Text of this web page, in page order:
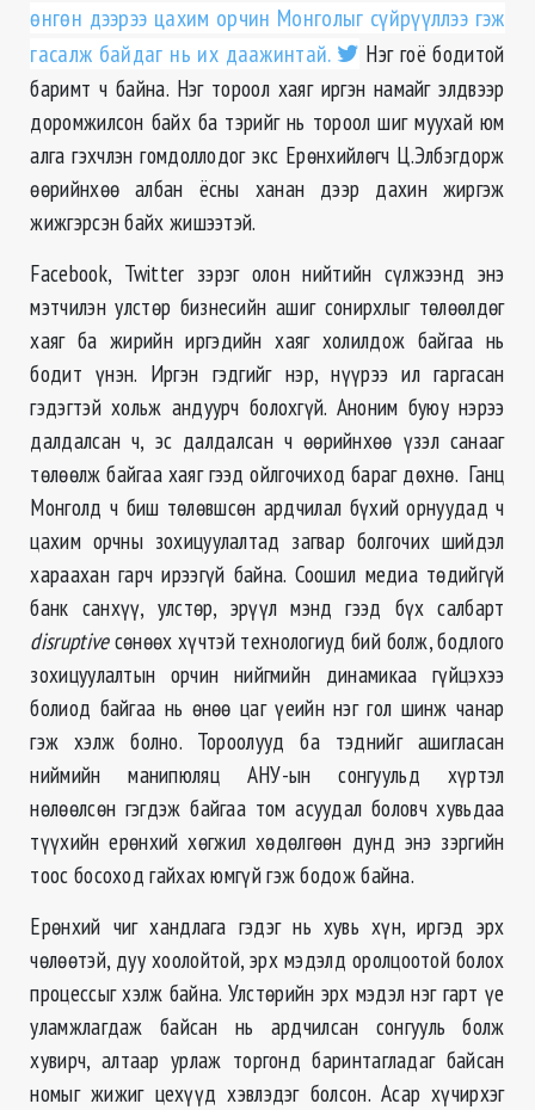
өнгөн дээрээ цахим орчин Монголыг сүйрүүллээ гэж
гасалж байдаг нь их даажинтай.
Нэг гоё бодитой
баримт ч байна. Нэг тороол хаяг иргэн намайг элдвээр
доромжилсон байх ба тэрийг нь тороол шиг муухай юм
алга гэхчлэн гомдоллодог экс Ерөнхийлөгч Ц.Элбэгдорж
өөрийнхөө албан ёсны ханан дээр дахин жиргэж
жижгэрсэн байх жишээтэй.
Facebook, Twitter зэрэг олон нийтийн сүлжээнд энэ
мэтчилэн улстөр бизнесийн ашиг сонирхлыг төлөөлдөг
хаяг ба жирийн иргэдийн хаяг холилдож байгаа нь
бодит үнэн. Иргэн гэдгийг нэр, нүүрээ ил гаргасан
гэдэгтэй хольж андуурч болохгүй. Аноним буюу нэрээ
далдалсан ч, эс далдалсан ч өөрийнхөө үзэл санааг
төлөөлж байгаа хаяг гээд ойлгочиход бараг дөхнө. Ганц
Монголд ч биш төлөвшсөн ардчилал бүхий орнуудад ч
цахим орчны зохицуулалтад загвар болгочих шийдэл
хараахан гарч ирээгүй байна. Соошил медиа төдийгүй
банк санхүү, улстөр, эрүүл мэнд гээд бүх салбарт
disruptiveсөнөөх хүчтэй технологиуд бий болж, бодлого
зохицуулалтын орчин нийгмийн динамикаа гүйцэхээ
болиод байгаа нь өнөө цаг үеийн нэг гол шинж чанар
гэж хэлж болно. Тороолууд ба тэднийг ашигласан
ниймийн манипюляц АНУ-ын сонгуульд хүртэл
нөлөөлсөн гэгдэж байгаа том асуудал боловч хувьдаа
түүхийн ерөнхий хөгжил хөдөлгөөн дунд энэ зэргийн
тоос босоход гайхах юмгүй гэж бодож байна.
Ерөнхий чиг хандлага гэдэг нь хувь хүн, иргэд эрх
чөлөөтэй, дуу хоолойтой, эрх мэдэлд оролцоотой болох
процессыг хэлж байна. Улстөрийн эрх мэдэл нэг гарт үе
уламжлагдаж байсан нь ардчилсан сонгууль болж
хувирч, алтаар урлаж торгонд баринтагладаг байсан
номыг жижиг цехүүд хэвлэдэг болсон. Асар хүчирхэг